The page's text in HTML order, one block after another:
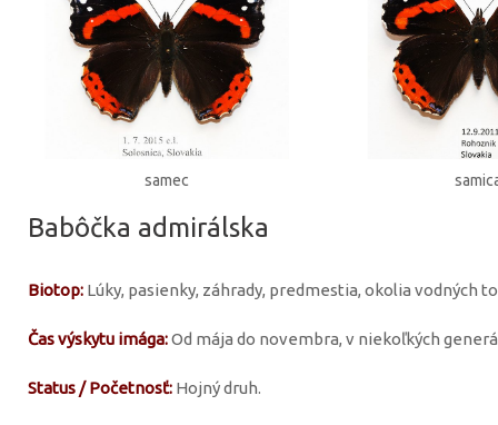
samec
Babôčka admirálska
Biotop: Lúky, pasienky, záhrady, predmestia, okolia vodných
Čas výskytu imága:Od mája do novembra, v niekoľkých
Status / Početnosť: Hojný druh.